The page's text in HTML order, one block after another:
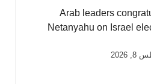
Arab leaders
Netanyahu on Israel